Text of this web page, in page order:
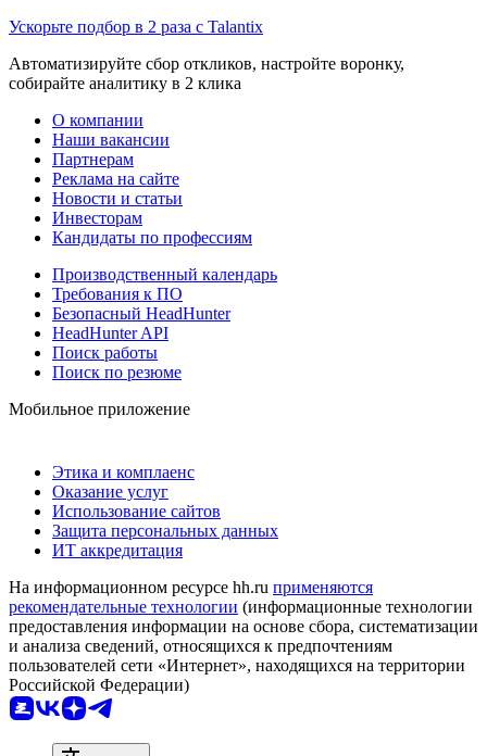
Ускорьте подбор в 2 раза с Talantix
Автоматизируйте сбор откликов, настройте воронку,
собирайте аналитику в 2 клика
О компании
Наши вакансии
Партнерам
Реклама на сайте
Новости и статьи
Инвесторам
Кандидаты по профессиям
Производственный календарь
Требования к ПО
Безопасный HeadHunter
HeadHunter API
Поиск работы
Поиск по резюме
Мобильное приложение
Этика и комплаенс
Оказание услуг
Использование сайтов
Защита персональных данных
ИТ аккредитация
На информационном ресурсе hh.ru применяются
рекомендательные технологии (информационные технологии
предоставления информации на основе сбора, систематизации
и анализа сведений, относящихся к предпочтениям
пользователей сети «Интернет», находящихся на территории
Российской Федерации)